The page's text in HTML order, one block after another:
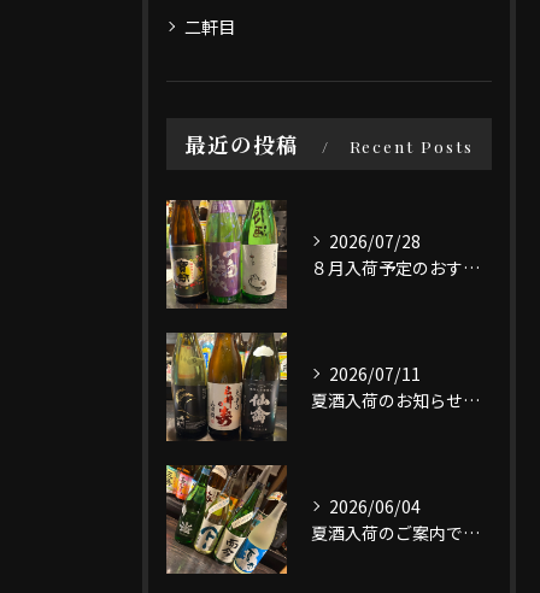
二軒目
最近の投稿 Recent Posts
2026/07/28
８月入荷予定のおすすめ日本酒3選です。
2026/07/11
夏酒入荷のお知らせです。
2026/06/04
夏酒入荷のご案内です。